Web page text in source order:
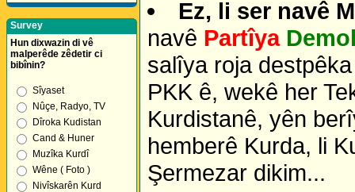
Survey
Hun dixwazin di vê
malperêde zêdetir ci
bibînin?
Sîyaset
Nûçe, Radyo, TV
Dîroka Kudistan
Cand & Huner
Muzîka Kurdî
Wêne ( Foto )
Nivîskarên Kurd
Ez, li ser navê
navê Partîya
salîya roja
PKK ê, wekê her
Kurdistanê, yên
hemberê Kurda, li
Şermezar dikim...